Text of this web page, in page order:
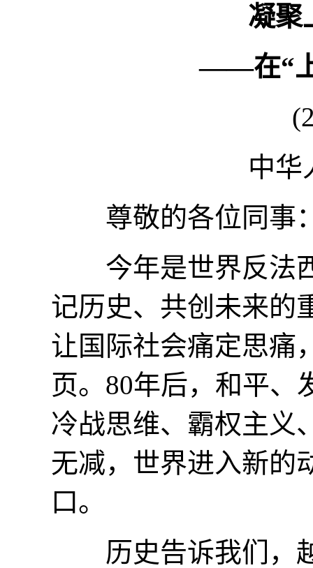
凝
——在“上
中
尊敬的各位同事
今年是世界反法西
记历史、共创未来的
让国际社会痛定思痛
页。80年后，和平、
冷战思维、霸权主义
无减，世界进入新的
口。
历史告诉我们，越